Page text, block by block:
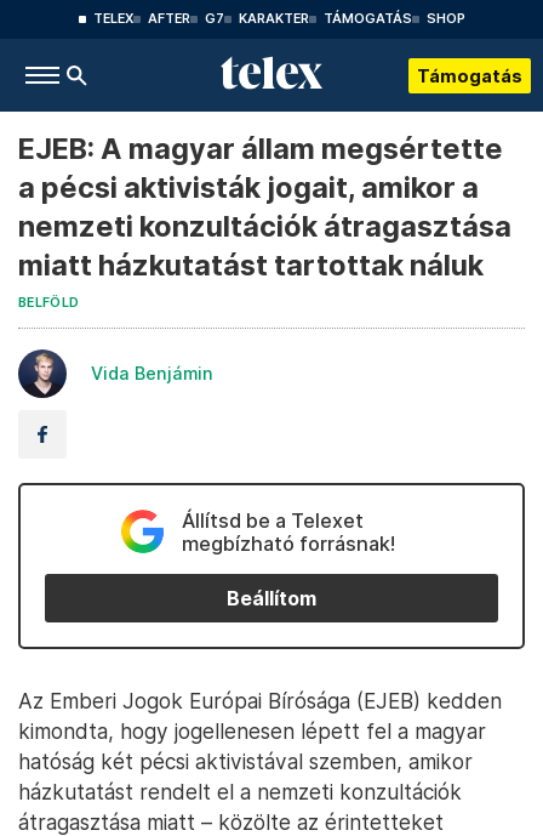
TELEX AFTER G7 KARAKTER TÁMOGATÁS SHOP
Támogatás
EJEB: A magyar állam megsértette
a pécsi aktivisták jogait, amikor a
nemzeti konzultációk átragasztása
miatt házkutatást tartottak náluk
BELFÖLD
Vida Benjámin
Állítsd be a Telexet
megbízható forrásnak!
Beállítom
Az Emberi Jogok Európai Bírósága (EJEB) kedden
kimondta, hogy jogellenesen lépett fel a magyar
hatóság két pécsi aktivistával szemben, amikor
házkutatást rendelt el a nemzeti konzultációk
átragasztása miatt – közölte az érintetteket